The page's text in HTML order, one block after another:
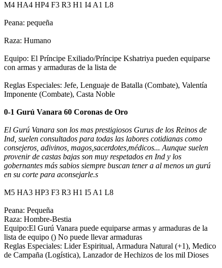
M4 HA4 HP4 F3 R3 H1 I4 A1 L8
Peana: pequeña
Raza: Humano
Equipo: El Príncipe Exiliado/Príncipe Kshatriya pueden equiparse
con armas y armaduras de la lista de
Reglas Especiales: Jefe, Lenguaje de Batalla (Combate), Valentía
Imponente (Combate), Casta Noble
0-1 Gurú Vanara 60 Coronas de Oro
El Gurú Vanara son los mas prestigiosos Gurus de los Reinos de
Ind, suelen consultados para todas las labores cotidianas como
consejeros, adivinos, magos,sacerdotes,médicos... Aunque suelen
provenir de castas bajas son muy respetados en Ind y los
gobernantes más sabios siempre buscan tener a al menos un gurú
en su corte para aconsejarle.s
M5 HA3 HP3 F3 R3 H1 I5 A1 L8
Peana: Pequeña
Raza: Hombre-Bestia
Equipo:El Gurú Vanara puede equiparse armas y armaduras de la
lista de equipo () No puede llevar armaduras
Reglas Especiales: Lider Espiritual, Armadura Natural (+1), Medico
de Campaña (Logística), Lanzador de Hechizos de los mil Dioses